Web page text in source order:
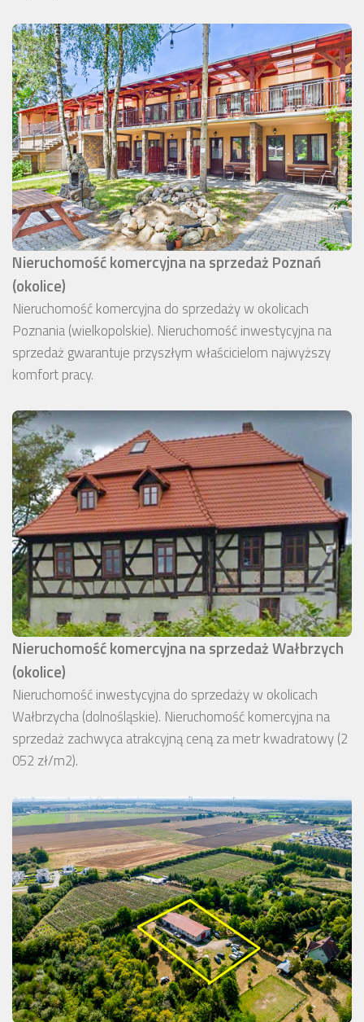
Nieruchomość komercyjna na sprzedaż Poznań
(okolice)
Nieruchomość komercyjna do sprzedaży w okolicach
Poznania (wielkopolskie). Nieruchomość inwestycyjna na
sprzedaż gwarantuje przyszłym właścicielom najwyższy
komfort pracy.
Nieruchomość komercyjna na sprzedaż Wałbrzych
(okolice)
Nieruchomość inwestycyjna do sprzedaży w okolicach
Wałbrzycha (dolnośląskie). Nieruchomość komercyjna na
sprzedaż zachwyca atrakcyjną ceną za metr kwadratowy (2
052 zł/m2).